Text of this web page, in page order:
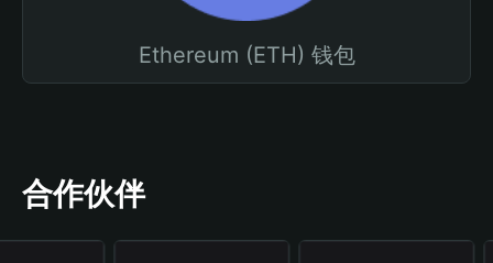
Ethereum (ETH) 钱包
合作伙伴